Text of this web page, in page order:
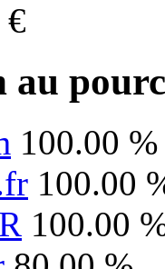
€
100.00 %
100.00
100.00